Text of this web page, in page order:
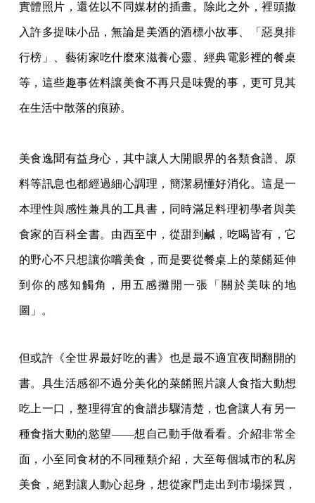
實體照片，還佐以不同媒材的插畫。除此之外，裡頭撒
入許多提味小品，無論是美酒的酒標小故事、「惡臭排
行榜」、藝術家吃什麼來滋養心靈、經典電影裡的餐桌
等，這些趣事佐料讓美食不再只是味覺的事，更可見其
在生活中散落的痕跡。
美食逸聞有益身心，其中讓人大開眼界的各類食譜、原
料等訊息也都經過細心調理，簡潔易懂好消化。這是一
本理性與感性兼具的工具書，同時滿足料理初學者與美
食家的百科全書。由西至中，從甜到鹹，吃喝皆有，它
的野心不只想讓你嚐美食，而是要從餐桌上的菜餚延伸
到你的感知觸角，用五感攤開一張「關於美味的地
圖」。
但或許《全世界最好吃的書》也是最不適宜夜間翻開的
書。具生活感卻不過分美化的菜餚照片讓人食指大動想
吃上一口，整理得宜的食譜步驟清楚，也會讓人有另一
種食指大動的慾望——想自己動手做看看。介紹非常全
面，小至同食材的不同種類介紹，大至每個城市的私房
美食，絕對讓人動心起身，想從家門走出到市場採買，